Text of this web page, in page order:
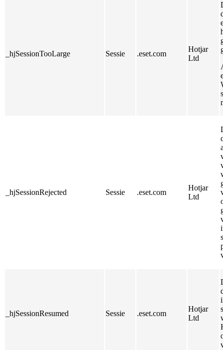
_hjSessionTooLarge Sessie .eset.com
Hotjar
Ltd
_hjSessionRejected Sessie .eset.com
Hotjar
Ltd
_hjSessionResumed Sessie .eset.com
Hotjar
Ltd